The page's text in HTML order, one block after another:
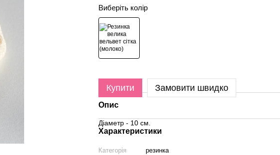
Виберіть колір
Купити Замовити швидко
Опис
Діаметр - 10 см.
Характеристики
Категорія
резинка